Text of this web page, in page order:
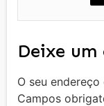
Deixe
O seu
Campos